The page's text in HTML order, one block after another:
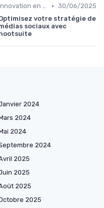
Innovation en relation presse • 30/06/2025
votre stratégie de
sociaux avec
2024
2024
2024
2024
2025
2025
2025
2025